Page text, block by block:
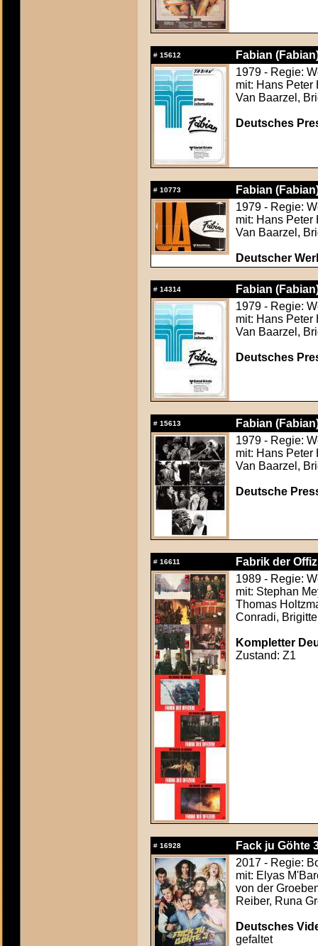
# 15612
Fabian
1979 - Regie:
mit: Hans
Van Baarzel,
Deutsches
# 10773
Fabian
1979 - Regie:
mit: Hans
Van Baarzel,
Deutscher
# 14314
Fabian
1979 - Regie:
mit: Hans
Van Baarzel,
Deutsches
# 15613
Fabian
1979 - Regie:
mit: Hans
Van Baarzel,
Deutsche
# 16611
Fabrik der
1989 - Regie:
mit: Stephan
Thomas
Conradi,
Kompletter
Zustand: Z1
# 16928
Fack ju Göhte
2017 - Regie:
mit: Elyas
von der
Reiber, Runa
Deutsches
gefaltet